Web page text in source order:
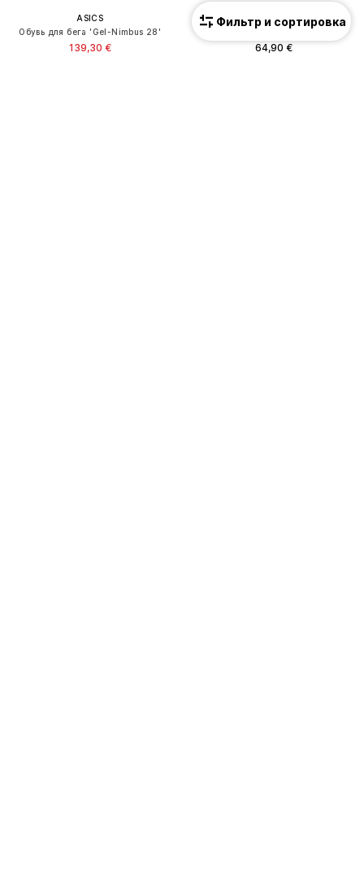
ASICS
Обувь для бега 'Gel-Nimbus 28'
139,30 €
ASICS
Обувь для бега 'Patriot 14'
64,90 €
Фильтр и сортировка